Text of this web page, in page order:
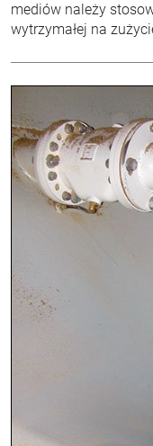
mediów należy
wytrzymałej na